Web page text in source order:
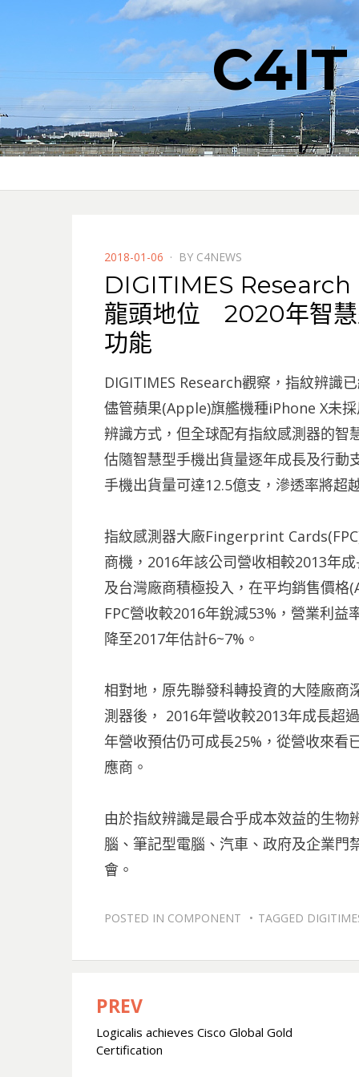
POSTED
ON
2018-01-06 BY C4NEWS
DIGITIMES Research
龍頭地位 2020年智慧
功能
DIGITIMES Research觀察，指紋辨識
儘管蘋果(Apple)旗艦機種iPhone X未
辨識方式，但全球配有指紋感測器的智
估隨智慧型手機出貨量逐年成長及行動
手機出貨量可達12.5億支，滲透率將超
指紋感測器大廠Fingerprint
商機，2016年該公司營收相較2013年
及台灣廠商積極投入，在平均銷售價格
FPC營收較2016年銳減53%，營業利
降至2017年估計6~7%。
相對地，原先聯發科轉投資的大陸廠
測器後， 2016年營收較2013年成長超
年營收預估仍可成長25%，從營收來看
應商。
由於指紋辨識是最合乎成本效益的生
腦、筆記型電腦、汽車、政府及企業門
會。
POSTED IN COMPONENT TAGGED
文
章
PREV
Logicalis achieves Cisco Global Gold
Certification